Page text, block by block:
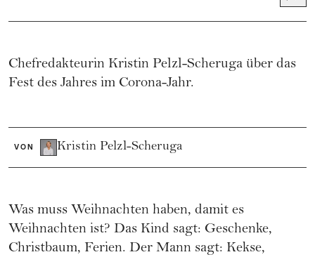
Chefredakteurin Kristin Pelzl-Scheruga über das
Fest des Jahres im Corona-Jahr.
VON Kristin Pelzl-Scheruga
Was muss Weihnachten haben, damit es
Weihnachten ist? Das Kind sagt: Geschenke,
Christbaum, Ferien. Der Mann sagt: Kekse,